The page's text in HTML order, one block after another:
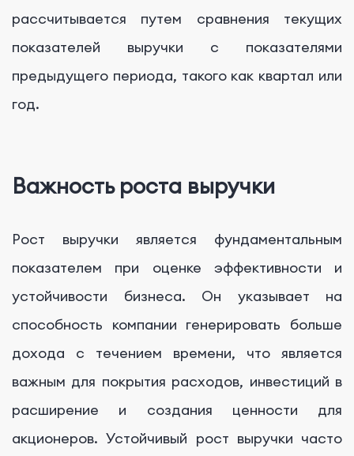
рассчитывается путем сравнения текущих
показателей выручки с показателями
предыдущего периода, такого как квартал или
год.
Важность роста выручки
Рост выручки является фундаментальным
показателем при оценке эффективности и
устойчивости бизнеса. Он указывает на
способность компании генерировать больше
дохода с течением времени, что является
важным для покрытия расходов, инвестиций в
расширение и создания ценности для
акционеров. Устойчивый рост выручки часто